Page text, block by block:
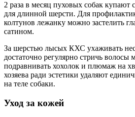
2 раза в месяц пуховых собак
для длинной шерсти. Для
колтунов лежанку можно застелить
сатином.
За шерстью лысых КХС ухаживать
достаточно регулярно стричь волосы
подравнивать хохолок и плюмаж на
хозяева ради эстетики удаляют
на теле собаки.
Уход за кожей